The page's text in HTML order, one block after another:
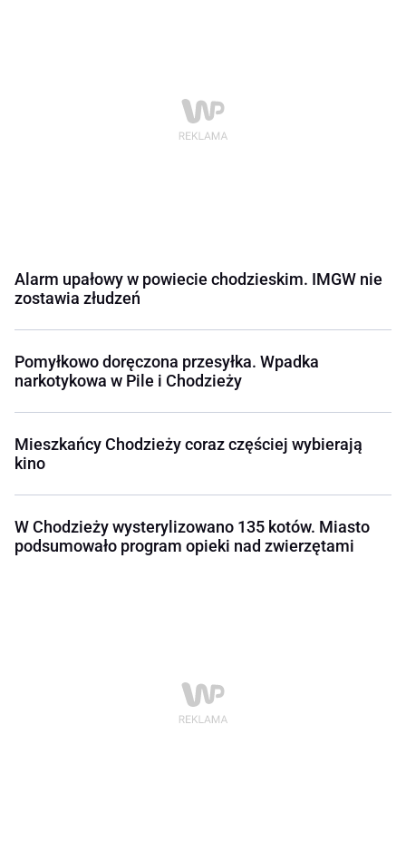
Alarm upałowy w powiecie chodzieskim. IMGW nie
zostawia złudzeń
Pomyłkowo doręczona przesyłka. Wpadka
narkotykowa w Pile i Chodzieży
Mieszkańcy Chodzieży coraz częściej wybierają
kino
W Chodzieży wysterylizowano 135 kotów. Miasto
podsumowało program opieki nad zwierzętami